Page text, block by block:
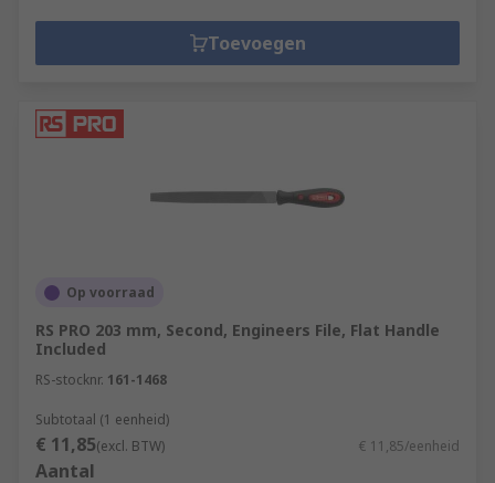
Toevoegen
Op voorraad
RS PRO 203 mm, Second, Engineers File, Flat Handle
Included
RS-stocknr. 161-1468
Subtotaal (1 eenheid)
€ 11,85(excl. BTW) € 11,85/eenheid
Aantal